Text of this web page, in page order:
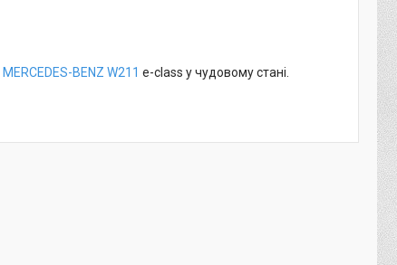
MERCEDES-BENZ W211 e-class у чудовому стані.